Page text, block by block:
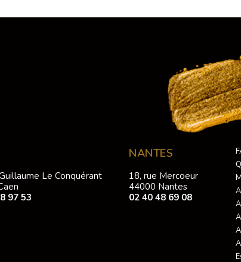
Le Conquérant
97 53
NANTES
18, rue Mercoeur
44000 Nantes
02 40 48 69 08